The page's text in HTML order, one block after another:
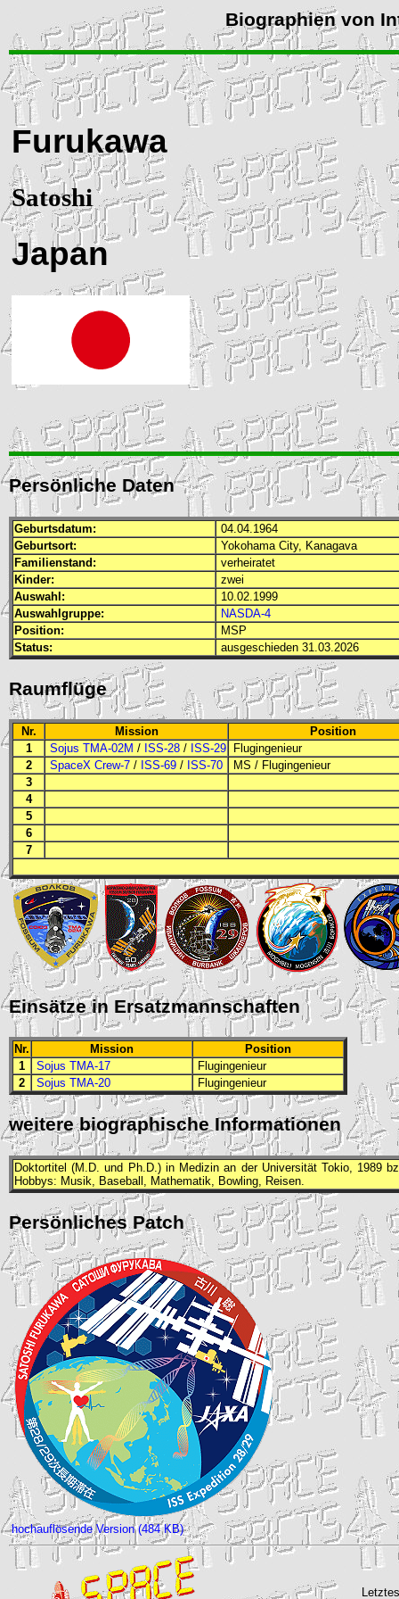
Biographien von
Furukawa
Satoshi
Japan
Persönliche Daten
Geburtsdatum:
04.04.1964
Geburtsort:
Yokohama City, Kanagava
Familienstand:
verheiratet
Kinder:
zwei
Auswahl:
10.02.1999
Auswahlgruppe:
NASDA-4
Position:
MSP
Status:
ausgeschieden 31.03.2026
Raumflüge
Nr. Mission
Position
1
Sojus TMA-02M / ISS-28 / ISS-29
Flugingenieur
2
SpaceX Crew-7 / ISS-69 / ISS-70 MS / Flugingenieur
3
4
5
6
7
Einsätze in Ersatzmannschaften
Nr. Mission
Position
1
Sojus TMA-17
Flugingenieur
2
Sojus TMA-20 Flugingenieur
weitere biographische Informationen
Doktortitel (M.D. und Ph.D. ) in Medizin an der Universität Tokio, 1989
Hobbys: Musik, Baseball, Mathematik, Bowling, Reisen.
Persönliches Patch
hochauflösende Version (484 KB)